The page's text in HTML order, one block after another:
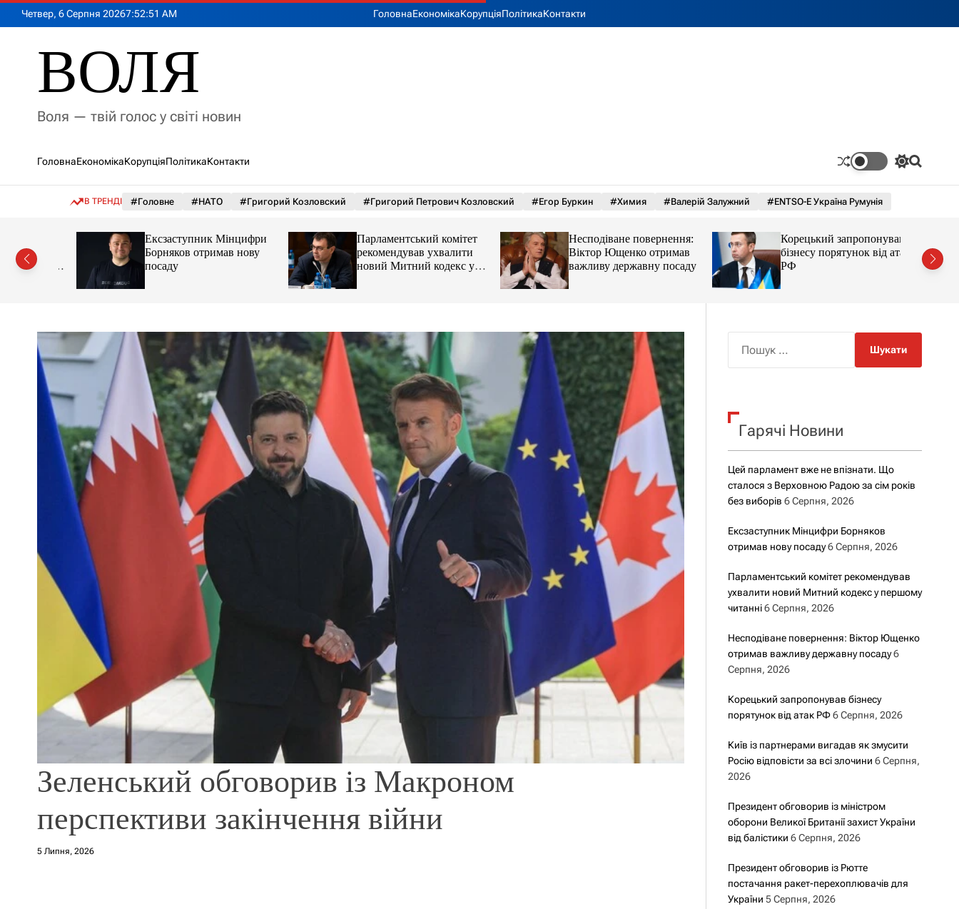
Четвер, 6 Серпня 20267:52:53 AM ГоловнаЕкономікаКорупціяПолітикаКонтакти
ВОЛЯ
Воля — твій голос у світі новин
ГоловнаЕкономікаКорупціяПолітикаКонтакти
П
е
к
а
р
о
у
П
В ТРЕНДІ #Головне #НАТО #Григорий Козловский #Григорий Петрович Козловский #Егор Буркин #Химия #Валерій Залужний #ENTSO-E Україна Румунія
з
сім
Ексзаступник Мінцифри
Борняков отримав нову
посаду
Парламентський комітет
рекомендував ухвалити
новий Митний кодекс у
першому читанні
Несподіване повернення:
Віктор Ющенко отримав
важливу державну посаду
Корецький запропонував
бізнесу порятунок від атак
РФ
Зеленський обговорив із Макроном
перспективи закінчення війни
5 Липня, 2026
к
Гарячі Новини
Цей парламент вже не впізнати. Що
сталося з Верховною Радою за сім років
без виборів 6 Серпня, 2026
Ексзаступник Мінцифри Борняков
отримав нову посаду 6 Серпня, 2026
Парламентський комітет рекомендував
ухвалити новий Митний кодекс у першому
читанні 6 Серпня, 2026
Несподіване повернення: Віктор Ющенко
отримав важливу державну посаду 6
Серпня, 2026
Корецький запропонував бізнесу
порятунок від атак РФ 6 Серпня, 2026
Київ із партнерами вигадав як змусити
Росію відповісти за всі злочини 6 Серпня,
2026
Президент обговорив із міністром
оборони Великої Британії захист України
від балістики 6 Серпня, 2026
Президент обговорив із Рютте
постачання ракет-перехоплювачів для
України 5 Серпня, 2026